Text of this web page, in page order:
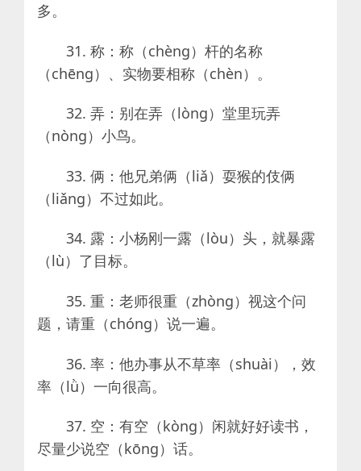
多。
31. 称：称（chèng）杆的名称
（chēng）、实物要相称（chèn）。
32. 弄：别在弄（lòng）堂里玩弄
（nòng）小鸟。
33. 俩：他兄弟俩（liǎ）耍猴的伎俩
（liǎng）不过如此。
34. 露：小杨刚一露（lòu）头，就暴露
（lù）了目标。
35. 重：老师很重（zhòng）视这个问
题，请重（chóng）说一遍。
36. 率：他办事从不草率（shuài），效
率（lǜ）一向很高。
37. 空：有空（kòng）闲就好好读书，
尽量少说空（kōng）话。